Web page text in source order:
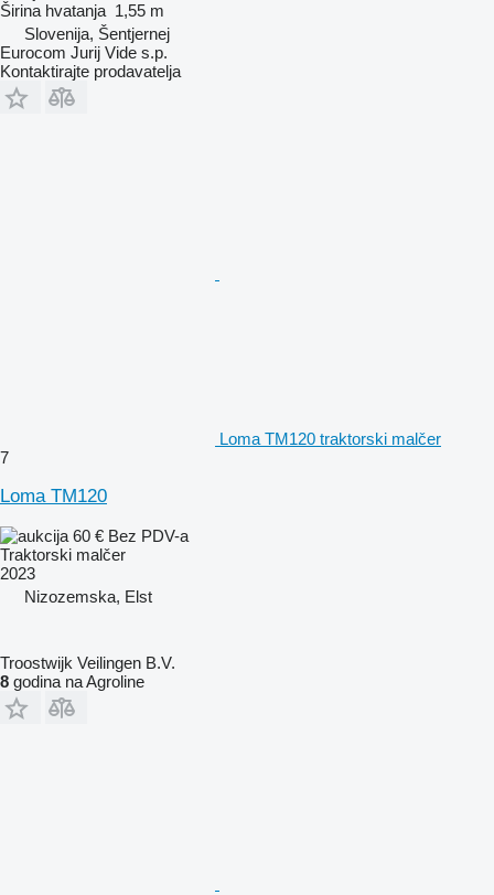
Širina hvatanja 1,55 m
Slovenija, Šentjernej
Eurocom Jurij Vide s.p.
Kontaktirajte prodavatelja
Loma TM120 traktorski malčer
7
Loma TM120
60 € Bez PDV-a
Traktorski malčer
2023
Nizozemska, Elst
Troostwijk Veilingen B.V.
8 godina na Agroline